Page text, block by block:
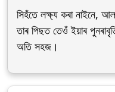
সিহঁতে লক্ষ্য কৰা নাইনে,
তাৰ পিছত তেওঁ ইয়াৰ
অতি সহজ।